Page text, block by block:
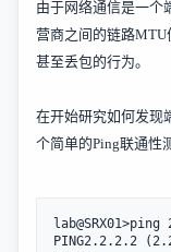
由于网络通信是一个
营商之间的链路MTU
甚至丢包的行为。
在开始研究如何发现
个简单的Ping联通性
PING2.2.2.2